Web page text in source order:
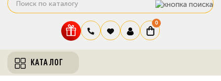
0
КАТАЛОГ